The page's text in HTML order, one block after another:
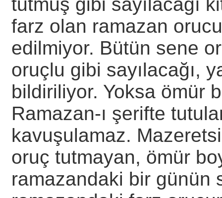
farz olan ramazan
edilmiyor. Bütün sene
oruçlu gibi sayılacağı,
bildiriliyor. Yoksa ömür
Ramazan-ı şerifte
kavuşulamaz.
oruç tutmayan, ömür
ramazandaki bir günün